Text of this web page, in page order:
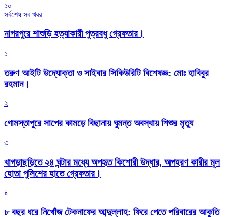
১০
সর্বশেষ সব খবর
নাগরপুরে শাশুড়ি হত্যাকারী পুত্রবধু গ্রেফতার।
১
তরুণ আইটি উদ্যোক্তা ও সাইবার সিকিউরিটি বিশেষজ্ঞ: মোঃ হাবিবুর
রহমান।
২
গোমস্তাপুরে সাপের কামড়ে বিছানায় ঘুমন্ত অবস্থায় শিশুর মৃত্যু
৩
খাগড়াছড়িতে ২৪ ঘন্টার মধ্যে অপহৃত কিশোরী উদ্ধার, অপহরণ কারীর মূল
হোতা পুলিশের হাতে গ্রেফতার।
৪
৮ বছর ধরে নিখোঁজ টেকনাফের আব্দুল্লাহ: ফিরে পেতে পরিবারের আকুতি